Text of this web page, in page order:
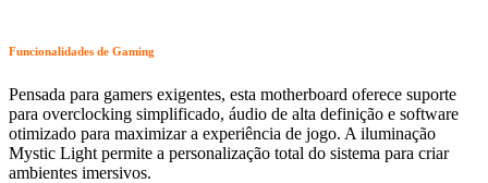
Funcionalidades de Gaming
Pensada para gamers exigentes, esta motherboard oferece suporte
para overclocking simplificado, áudio de alta definição e software
otimizado para maximizar a experiência de jogo. A iluminação
Mystic Light permite a personalização total do sistema para criar
ambientes imersivos.